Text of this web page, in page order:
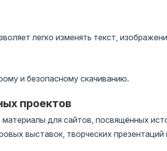
легко изменять текст,
и безопасному скачиванию.
проектов
для сайтов, посвящённых
выставок, творческих презентаций